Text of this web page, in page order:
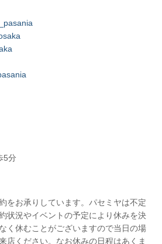
5分
をお承りしています。パセミヤは不定
状況やイベントの予定により休みを決
く休むことがございますので当日の場
店ください。なお休みの日程はあくま